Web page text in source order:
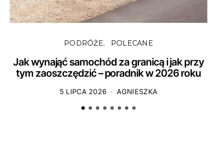
PODRÓŻE POLECANE
Jak wynająć samochód za granicą i jak przy
tym zaoszczędzić – poradnik w 2026 roku
5 LIPCA 2026 AGNIESZKA